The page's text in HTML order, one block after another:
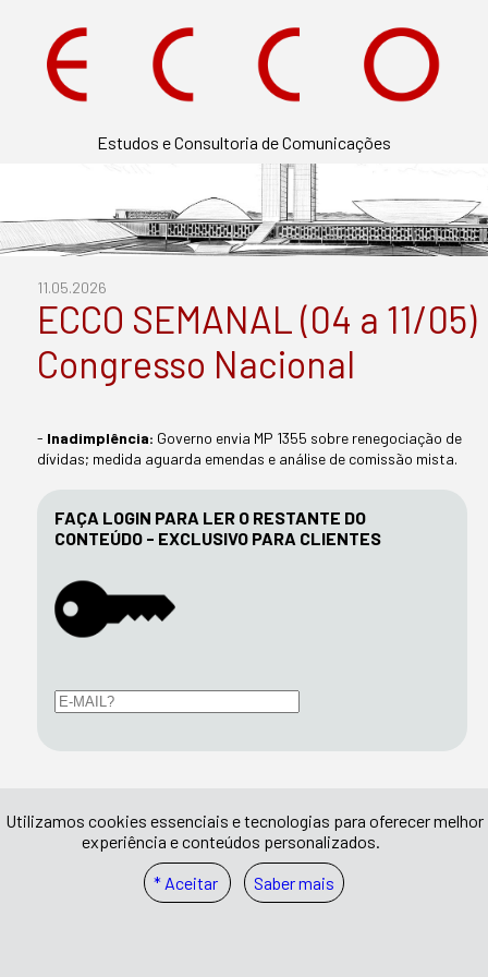
Estudos e Consultoria de Comunicações
Utilizamos cookies essenciais e tecnologias para oferecer melhor
experiência e conteúdos personalizados.
* Aceitar
Saber mais
11.05.2026
ECCO SEMANAL (04 a 11/05)
Congresso Nacional
- Inadimplência: Governo envia MP 1355 sobre renegociação de
dívidas; medida aguarda emendas e análise de comissão mista.
FAÇA LOGIN PARA LER O RESTANTE DO
CONTEÚDO - EXCLUSIVO PARA CLIENTES